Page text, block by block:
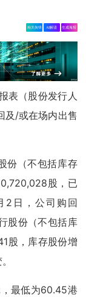
相关舆情 AI解读 生成海报
表（股份发行人
及/或在场内出售
份（不包括库存
股，已
2日，公司购回
股份（不包括库
股，库存股份增
最低为60.45港